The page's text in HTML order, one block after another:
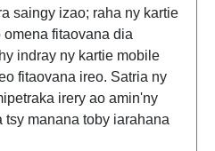
saingy izao; raha ny kartie
omena fitaovana dia
indray ny kartie mobile
fitaovana ireo. Satria ny
irery ao amin'ny
tsy manana toby iarahana